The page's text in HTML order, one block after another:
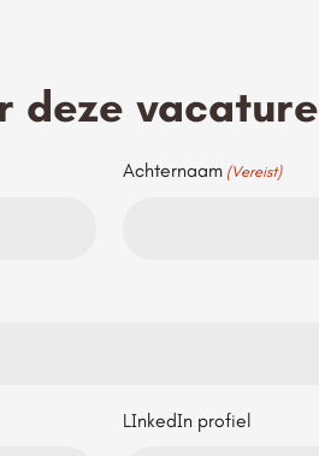
deze vacature
Achternaam (Vereist)
LInkedIn profiel